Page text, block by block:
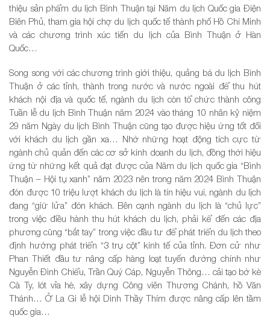
thiệu sản phẩm du lịch Bình Thuận tại Năm du lịch Quốc gia Điện
Biên Phủ, tham gia hội chợ du lịch quốc tế thành phố Hồ Chí Minh
và các chương trình xúc tiến du lịch của Bình Thuận ở Hàn
Quốc…
Song song với các chương trình giới thiệu, quảng bá du lịch Bình
Thuận ở các tỉnh, thành trong nước và nước ngoài để thu hút
khách nội địa và quốc tế, ngành du lịch còn tổ chức thành công
Tuần lễ du lịch Bình Thuận năm 2024 vào tháng 10 nhân kỷ niệm
29 năm Ngày du lịch Bình Thuận cũng tạo được hiệu ứng tốt đối
với khách du lịch gần xa… Nhờ những hoạt động tích cực từ
ngành chủ quản đến các cơ sở kinh doanh du lịch, đồng thời hiệu
ứng từ những kết quả đạt được của Năm du lịch quốc gia “Bình
Thuận – Hội tụ xanh” năm 2023 nên trong năm 2024 Bình Thuận
đón được 10 triệu lượt khách du lịch là tín hiệu vui, ngành du lịch
đang “giữ lửa” đón khách. Bên cạnh ngành du lịch là “chủ lực”
trong việc điều hành thu hút khách du lịch, phải kể đến các địa
phương cũng “bắt tay” trong việc đầu tư để phát triển du lịch theo
định hướng phát triển “3 trụ cột” kinh tế của tỉnh. Đơn cử như
Phan Thiết đầu tư nâng cấp hàng loạt tuyến đường chính như
Nguyễn Đình Chiểu, Trần Quý Cáp, Nguyễn Thông… cải tạo bờ kè
Cà Ty, lót vỉa hè, xây dựng Công viên Thương Chánh, hồ Văn
Thánh… Ở La Gi lễ hội Dinh Thầy Thím được nâng cấp lên tầm
quốc gia…